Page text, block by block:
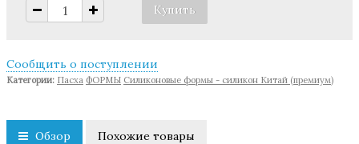
Сообщить о поступлении
Категории: Пасха ФОРМЫ Cиликоновые формы - силикон Китай (премиум)
Обзор Похожие товары